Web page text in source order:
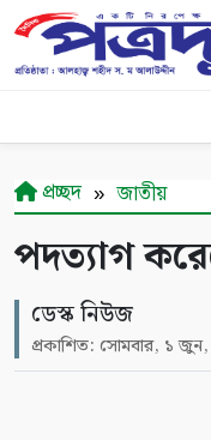
প্রচ্ছদ জাতীয়
পদত্যাগ
ডেস্ক নিউজ
প্রকাশিত: সোমবার, ১